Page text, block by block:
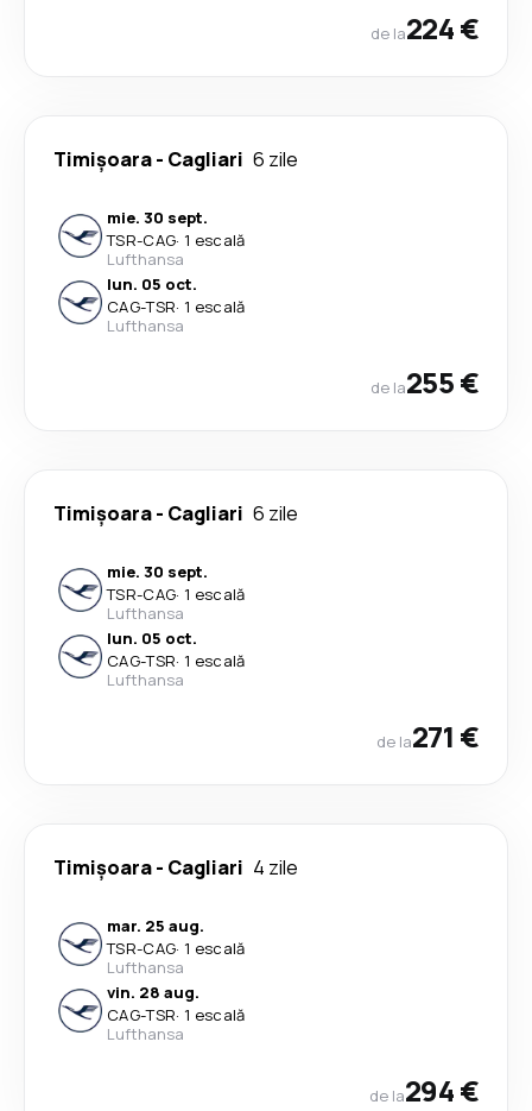
de la224 €
Timișoara- Cagliari 6 zile
mie. 30 sept.
TSR-CAG· 1 escală
Lufthansa
lun. 05 oct.
CAG-TSR· 1 escală
Lufthansa
de la255 €
Timișoara- Cagliari 6 zile
mie. 30 sept.
TSR-CAG· 1 escală
Lufthansa
lun. 05 oct.
CAG-TSR· 1 escală
Lufthansa
de la271 €
Timișoara- Cagliari 4 zile
mar. 25 aug.
TSR-CAG· 1 escală
Lufthansa
vin. 28 aug.
CAG-TSR· 1 escală
Lufthansa
de la294 €